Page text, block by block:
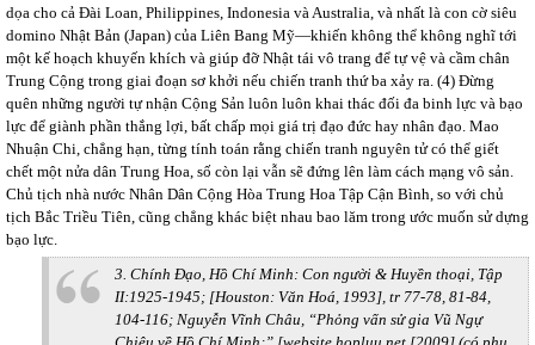
dọa cho cả Đài Loan, Philippines, Indonesia và Australia, và nhất là con cờ siêu
domino Nhật Bản (Japan) của Liên Bang Mỹ—khiến không thể không nghĩ tới
một kế hoạch khuyến khích và giúp đỡ Nhật tái vô trang để tự vệ và cầm chân
Trung Cộng trong giai đoạn sơ khởi nếu chiến tranh thứ ba xảy ra. (4) Đừng
quên những người tự nhận Cộng Sản luôn luôn khai thác đối đa binh lực và bạo
lực để giành phần thắng lợi, bất chấp mọi giá trị đạo đức hay nhân đạo. Mao
Nhuận Chi, chẳng hạn, từng tính toán rằng chiến tranh nguyên tử có thể giết
chết một nửa dân Trung Hoa, số còn lại vẫn sẽ đứng lên làm cách mạng vô sản.
Chủ tịch nhà nước Nhân Dân Cộng Hòa Trung Hoa Tập Cận Bình, so với chủ
tịch Bắc Triều Tiên, cũng chẳng khác biệt nhau bao lăm trong ước muốn sử dựng
bạo lực.
3. Chính Đạo, Hồ Chí Minh: Con người & Huyền thoại, Tập
II:1925-1945; [Houston: Văn Hoá, 1993], tr 77-78, 81-84,
104-116; Nguyễn Vĩnh Châu, “Phỏng vấn sử gia Vũ Ngự